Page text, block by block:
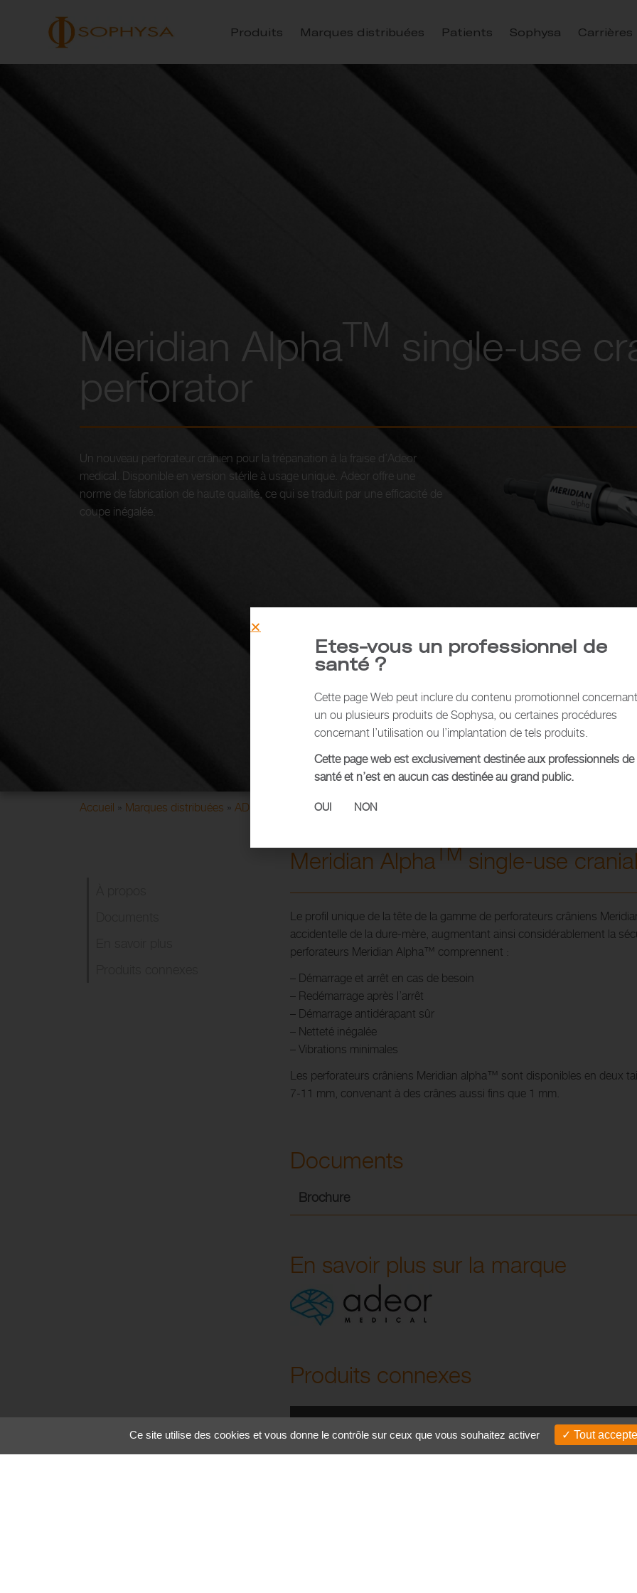
Produits Marques distribuées Patients Sophysa Carrières
Meridian AlphaTM single-use
perforator
Un nouveau perforateur crânien pour la trépanation à la fraise d’Adeor
medical. Disponible en version stérile à usage unique. Adeor offre une
norme de fabrication de haute qualité, ce qui se traduit par une efficacité de
coupe inégalée.
Accueil » Marques distribuées » ADEOR Meridian AlphaTM single-use cranial perforator
Meridian AlphaTM single-use
Le profil unique de la tête de la gamme de perforateurs crâniens
accidentelle de la dure-mère, augmentant ainsi considérablement la
perforateurs Meridian Alpha™ comprennent :
– Démarrage et arrêt en cas de besoin
– Redémarrage après l’arrêt
– Démarrage antidérapant sûr
– Netteté inégalée
– Vibrations minimales
Les perforateurs crâniens Meridian alpha™ sont disponibles en deux
7-11 mm, convenant à des crânes aussi fins que 1 mm.
Documents
Brochure
En savoir plus sur la marque
Produits connexes
– PERFORATEUR CRÂNIEN
ADEOR
PINCES BIPOLAIRES NXTTM
Etes-vous un professionnel de
santé ?
Cette page Web peut inclure du contenu promotionnel concernant
un ou plusieurs produits de Sophysa, ou certaines procédures
concernant l’utilisation ou l’implantation de tels produits.
Cette page web est exclusivement destinée aux professionnels de
santé et n’est en aucun cas destinée au grand public.
OUI NON
Ce site utilise des cookies et vous donne le contrôle sur ceux que vous souhaitez activer Tout